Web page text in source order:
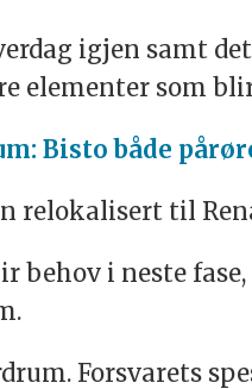
igjen samt
elementer som
Bisto både
relokalisert til
behov i neste
Forsvarets